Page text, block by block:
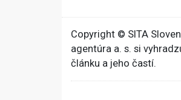
Copyright © SITA
agentúra a. s. si
článku a jeho častí.